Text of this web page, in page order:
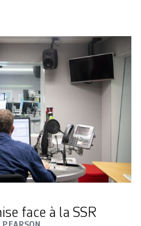
face à la SSR